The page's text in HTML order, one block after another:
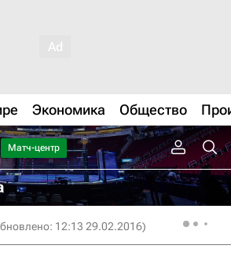
Экономика Общество
Матч-центр
12:13 29.02.2016)